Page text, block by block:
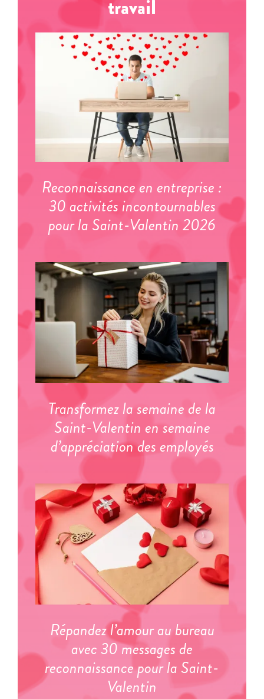
travail
Reconnaissance en entreprise :
30 activités incontournables
pour la Saint-Valentin 2026
Transformez la semaine de la
Saint-Valentin en semaine
d’appréciation des employés
Répandez l’amour au bureau
avec 30 messages de
reconnaissance pour la Saint-
Valentin